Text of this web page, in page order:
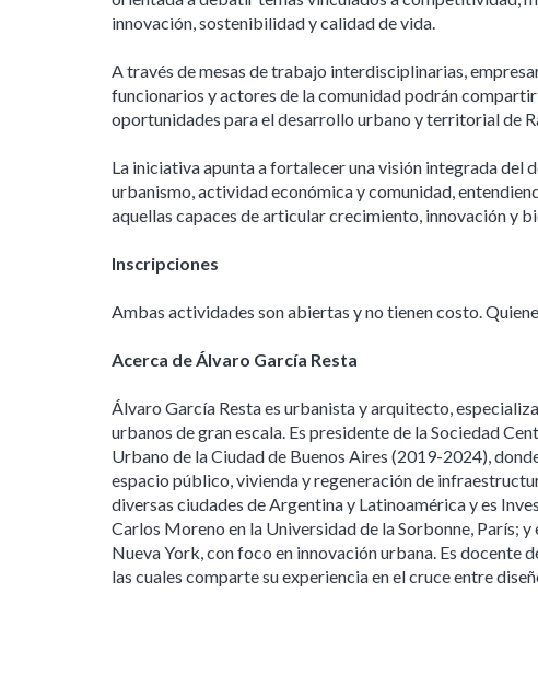
innovación, sostenibilidad y calidad de vida.
A través de mesas de trabajo interdisciplinarias,
funcionarios y actores de la comunidad podrán
oportunidades para el desarrollo urbano y territorial de
La iniciativa apunta a fortalecer una visión integrada
urbanismo, actividad económica y comunidad,
aquellas capaces de articular crecimiento, innovación y
Inscripciones
Ambas actividades son abiertas y no tienen costo.
Acerca de Álvaro García Resta
Álvaro García Resta es urbanista y arquitecto,
urbanos de gran escala. Es presidente de la Sociedad
Urbano de la Ciudad de Buenos Aires (2019-2024),
espacio público, vivienda y regeneración de
diversas ciudades de Argentina y Latinoamérica y es
Carlos Moreno en la Universidad de la Sorbonne, París;
Nueva York, con foco en innovación urbana. Es docente
las cuales comparte su experiencia en el cruce entre